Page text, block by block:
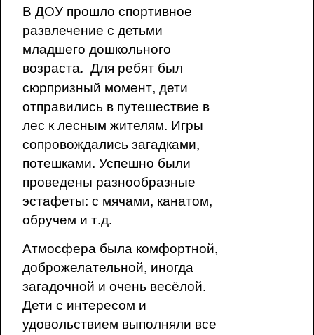
В ДОУ прошло спортивное
развлечение с детьми
младшего дошкольного
возраста. Для ребят был
сюрпризный момент, дети
отправились в путешествие в
лес к лесным жителям. Игры
сопровождались загадками,
потешками. Успешно были
проведены разнообразные
эстафеты: с мячами, канатом,
обручем и т.д.
Атмосфера была комфортной,
доброжелательной, иногда
загадочной и очень весёлой.
Дети с интересом и
удовольствием выполняли все